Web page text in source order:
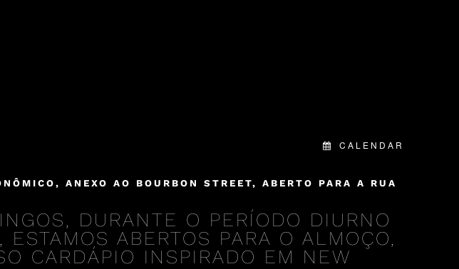
CALENDAR
ANEXO AO BOURBON STREET, ABERTO PARA A RUA
DURANTE O PERÍODO DIURNO
ABERTOS PARA O ALMOÇO,
CARDÁPIO INSPIRADO EM NEW